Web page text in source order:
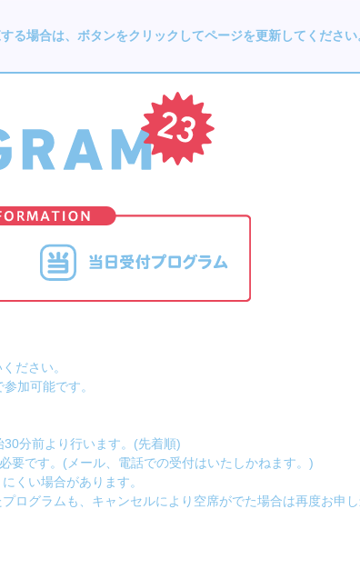
る場合は、ボタンをクリックしてページを更新してください
ださい。
加可能です。
分前より行います。(先着順)
です。(メール、電話での受付はいたしかねます。)
くい場合があります。
ログラムも、キャンセルにより空席がでた場合は再度お申